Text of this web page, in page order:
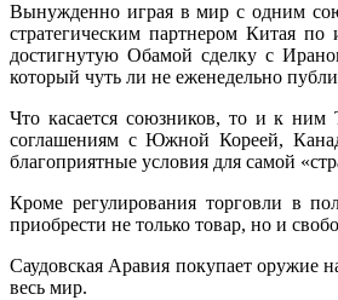
Вынужденно играя в мир с одним
стратегическим партнером Китая
достигнутую Обамой сделку с
который чуть ли не еженедельно
Что касается союзников, то и к
соглашениям с Южной Кореей,
благоприятные условия для самой
Кроме регулирования торговли в
приобрести не только товар, но и
Саудовская Аравия покупает оружие
весь мир.